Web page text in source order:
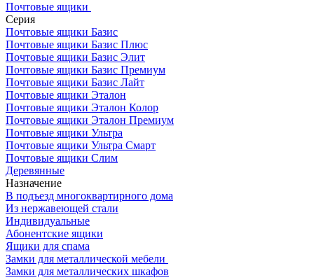
Почтовые ящики
Серия
Почтовые ящики Базис
Почтовые ящики Базис Плюс
Почтовые ящики Базис Элит
Почтовые ящики Базис Премиум
Почтовые ящики Базис Лайт
Почтовые ящики Эталон
Почтовые ящики Эталон Колор
Почтовые ящики Эталон Премиум
Почтовые ящики Ультра
Почтовые ящики Ультра Смарт
Почтовые ящики Слим
Деревянные
Назначение
В подъезд многоквартирного дома
Из нержавеющей стали
Индивидуальные
Абонентские ящики
Ящики для спама
Замки для металлической мебели
Замки для металлических шкафов